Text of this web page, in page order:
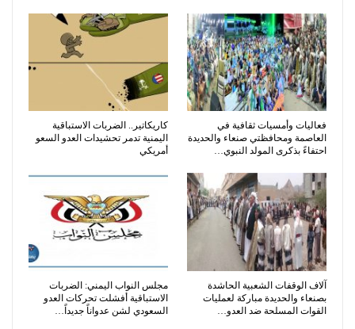
فعاليات وأمسيات ثقافية في
العاصمة ومحافظتي صنعاء والحديدة
احتفاءً بذكرى المولد النبوي…
كاريكاتير.. الضربات الاستباقية
اليمنية تدمر تحشيدات العدو السعو
أمريكي
آلاف الوقفات الشعبية الحاشدة
بصنعاء والحديدة مباركة لعمليات
القوات المسلحة ضد العدو…
مجلس النواب اليمني: الضربات
الاستباقية أفشلت تحركات العدو
السعودي لشن عدواناً جديداً…